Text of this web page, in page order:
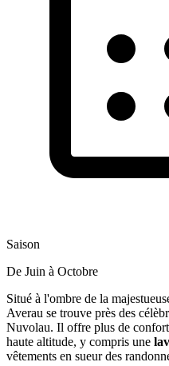
Saison
De Juin à Octobre
Situé à l'ombre de la
Averau se trouve près des
Nuvolau. Il offre plus de
haute altitude, y compris une
vêtements en sueur des